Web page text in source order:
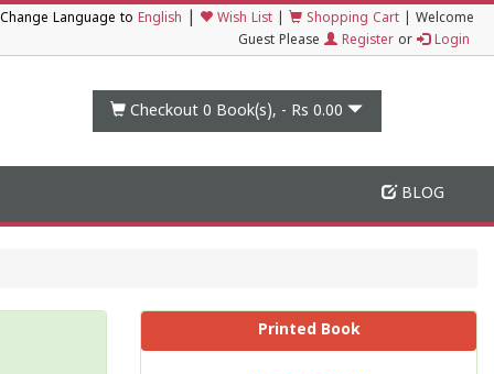
Change Language to English Wish List Shopping Cart
Welcome
Guest Please
Register or Login
Checkout 0 Book(s), - Rs 0.00
BLOG
Printed Book